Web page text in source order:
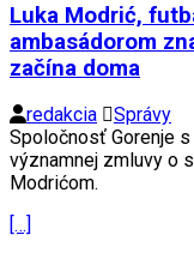
Luka Modrić,
ambasádorom
začína doma
redakcia
Správy
Spoločnosť Gorenje
významnej zmluvy o
Modrićom.
[…]